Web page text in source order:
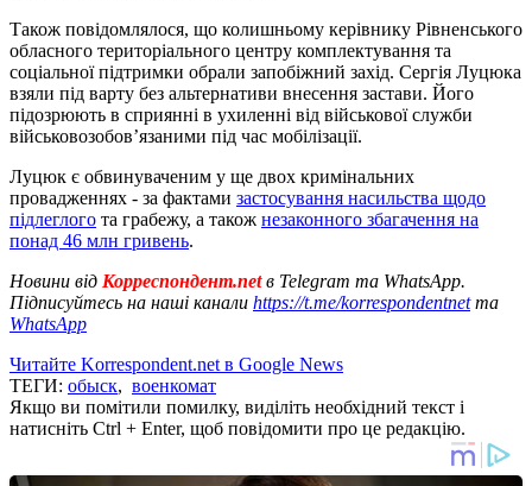
Також повідомлялося, що колишньому керівнику Рівненського
обласного територіального центру комплектування та
соціальної підтримки обрали запобіжний захід. Сергія Луцюка
взяли під варту без альтернативи внесення застави. Його
підозрюють в сприянні в ухиленні від військової служби
військовозобовʼязаними під час мобілізації.
Луцюк є обвинуваченим у ще двох кримінальних
провадженнях - за фактами застосування насильства щодо
підлеглого та грабежу, а також незаконного збагачення на
понад 46 млн гривень.
Новини від Корреспондент.netв Telegram та WhatsApp.
Підписуйтесь на наші канали https://t.me/korrespondentnetта
WhatsApp
Читайте Korrespondent.net в Google News
ТЕГИ: обыск, военкомат
Якщо ви помітили помилку, виділіть необхідний текст і
натисніть Ctrl + Enter, щоб повідомити про це редакцію.